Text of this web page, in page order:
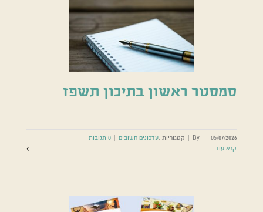
סמסטר ראשון בתיכון תשפז
By 05/07/2026 קטגוריות :עדכונים חשובים
0 תגובות
קרא עוד